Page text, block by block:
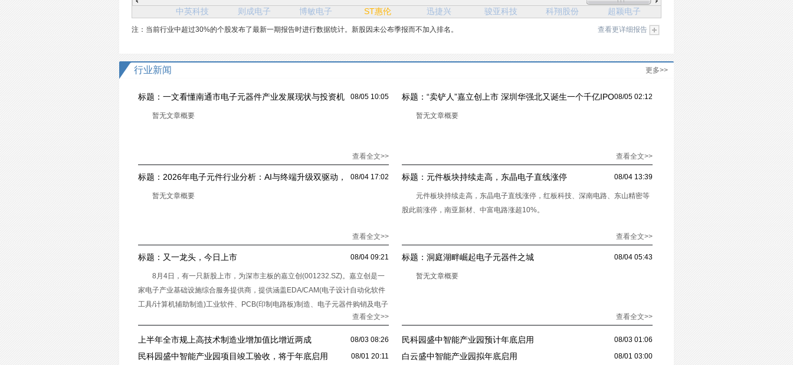
中英科技 则成电子 博敏电子 ST惠伦 迅捷兴 骏亚科技 科翔股份 超颖电子
查看更详细报告
注：当前行业中超过30%的个股发布了最新一期报告时进行数据统计。新股因未公布季报而不加入排名。
行业新闻 更多>>
08/05 10:05
标题： 一文看懂南通市电子元器件产业发展现状与投资机
暂无文章概要
查看全文>>
08/05 02:12
标题： “卖铲人”嘉立创上市 深圳华强北又诞生一个千亿IPO
暂无文章概要
查看全文>>
08/04 17:02
标题： 2026年电子元件行业分析：AI与终端升级双驱动，
暂无文章概要
查看全文>>
08/04 13:39
标题： 元件板块持续走高，东晶电子直线涨停
元件板块持续走高，东晶电子直线涨停，红板科技、深南电路、东山精密等
股此前涨停，南亚新材、中富电路涨超10%。
查看全文>>
08/04 09:21
标题： 又一龙头，今日上市
8月4日，有一只新股上市，为深市主板的嘉立创(001232.SZ)。嘉立创是一
家电子产业基础设施综合服务提供商，提供涵盖EDA/CAM(电子设计自动化软件
工具/计算机辅助制造)工业软件、PCB(印制电路板)制造、电子元器件购销及电子
查看全文>>
08/04 05:43
标题： 洞庭湖畔崛起电子元器件之城
暂无文章概要
查看全文>>
08/03 08:26
上半年全市规上高技术制造业增加值比增近两成 08/03 01:06
民科园盛中智能产业园预计年底启用
08/01 20:11
民科园盛中智能产业园项目竣工验收，将于年底启用 08/01 03:00
白云盛中智能产业园拟年底启用